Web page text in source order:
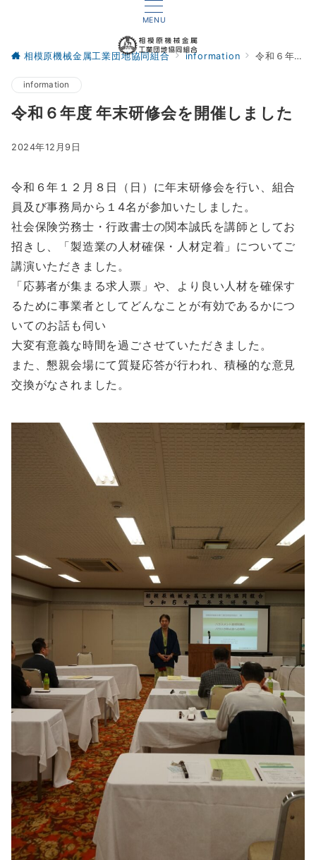
MENU
相模原機械金属工業団地協同組合 information 令和６年度 年末研修会を開催しました
information
令和６年度 年末研修会を開催しました
2024年12月9日
令和６年１２月８日（日）に年末研修会を行い、組合
員及び事務局から１4名が参加いたしました。
社会保険労務士・行政書士の関本誠氏を講師としてお
招きし、「製造業の人材確保・人材定着」についてご
講演いただきました。
「応募者が集まる求人票」や、より良い人材を確保す
るために事業者としてどんなことが有効であるかにつ
いてのお話も伺い
大変有意義な時間を過ごさせていただきました。
また、懇親会場にて質疑応答が行われ、積極的な意見
交換がなされました。